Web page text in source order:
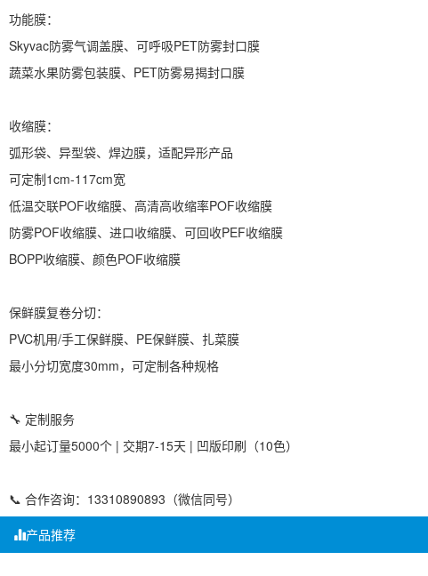
功能膜：
Skyvac防雾气调盖膜、可呼吸PET防雾封口膜
蔬菜水果防雾包装膜、PET防雾易揭封口膜
收缩膜：
弧形袋、异型袋、焊边膜，适配异形产品
可定制1cm-117cm宽
低温交联POF收缩膜、高清高收缩率POF收缩膜
防雾POF收缩膜、进口收缩膜、可回收PEF收缩膜
BOPP收缩膜、颜色POF收缩膜
保鲜膜复卷分切：
PVC机用/手工保鲜膜、PE保鲜膜、扎菜膜
最小分切宽度30mm，可定制各种规格
🔧 定制服务
最小起订量5000个 | 交期7-15天 | 凹版印刷（10色）
📞 合作咨询：13310890893（微信同号）
产品推荐